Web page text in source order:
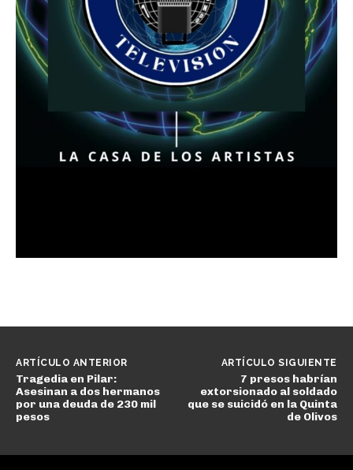
ARTÍCULO ANTERIOR
Tragedia en Pilar:
Asesinan a dos hermanos
por una deuda de 230 mil
pesos
ARTÍCULO SIGUIENTE
7 presos habrían
extorsionado al soldado
que se suicidó en la Quinta
de Olivos